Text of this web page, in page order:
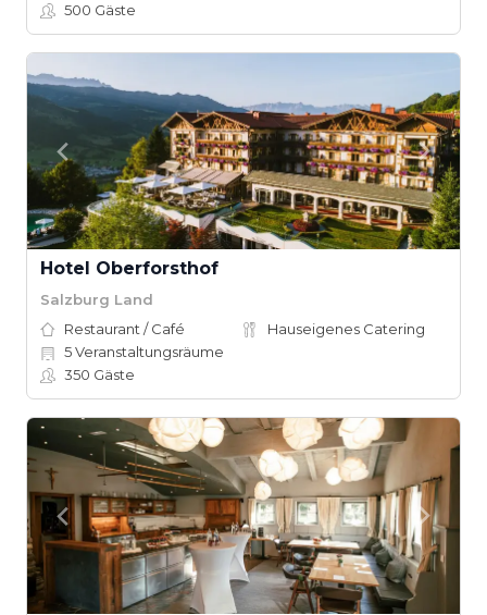
500 Gäste
Hotel Oberforsthof
Salzburg Land
Restaurant / Café
Hauseigenes Catering
5Veranstaltungsräume
350 Gäste